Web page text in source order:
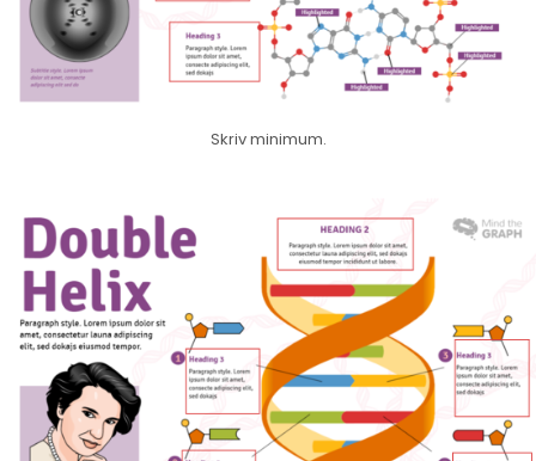
Skriv minimum.